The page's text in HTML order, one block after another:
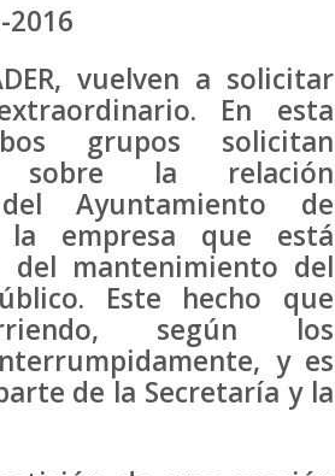
2016
vuelven a solicitar
En esta
grupos solicitan
sobre la relación
Ayuntamiento de
la empresa que está
del mantenimiento del
Este hecho que
según los
y es
de la Secretaría y la